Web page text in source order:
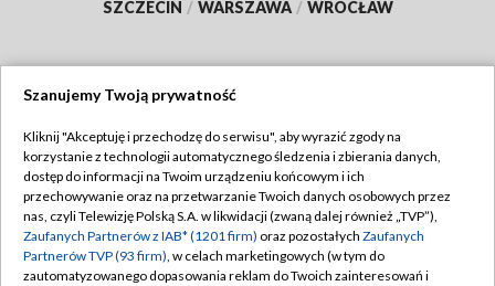
SZCZECIN / WARSZAWA / WROCŁAW
TVP
Abonament TVP
Emisja w TVP
Centrum informacji TVP
Regulamin TVP
Polityka prywatności
Moje zgody
Szanujemy Twoją prywatność
Kliknij "Akceptuję i przechodzę do serwisu", aby wyrazić zgody na
korzystanie z technologii automatycznego śledzenia i zbierania danych,
dostęp do informacji na Twoim urządzeniu końcowym i ich
przechowywanie oraz na przetwarzanie Twoich danych osobowych przez
nas, czyli Telewizję Polską S.A. w likwidacji (zwaną dalej również „TVP”),
Zaufanych Partnerów z IAB* (1201 firm) oraz pozostałych Zaufanych
Partnerów TVP (93 firm), w celach marketingowych (w tym do
zautomatyzowanego dopasowania reklam do Twoich zainteresowań i